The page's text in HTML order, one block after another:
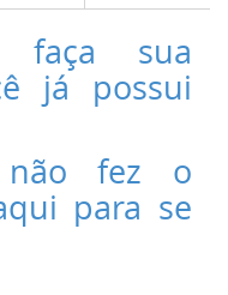
faça sua
já possui
não fez o
para se